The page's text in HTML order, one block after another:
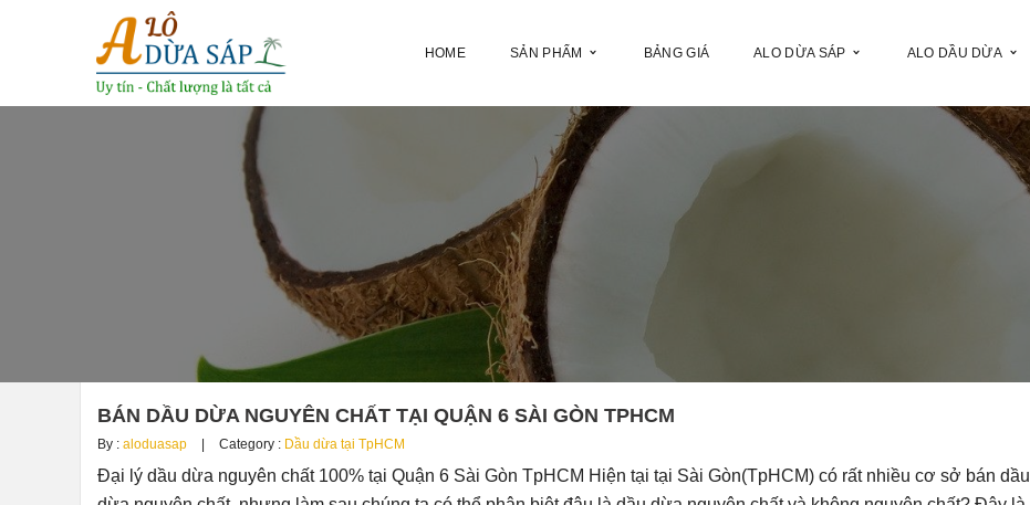
HOME SẢN PHẨM BẢNG GIÁ ALO DỪA SÁP ALO DẦU DỪA
BÁN DẦU DỪA NGUYÊN CHẤT TẠI QUẬN 6 SÀI GÒN TPHCM
By : aloduasap Category : Dầu dừa tại TpHCM
Đại lý dầu dừa nguyên chất 100% tại Quận 6 Sài Gòn TpHCM Hiện tại tại Sài Gòn(TpHCM) có rất nhiều cơ sở bán dầu